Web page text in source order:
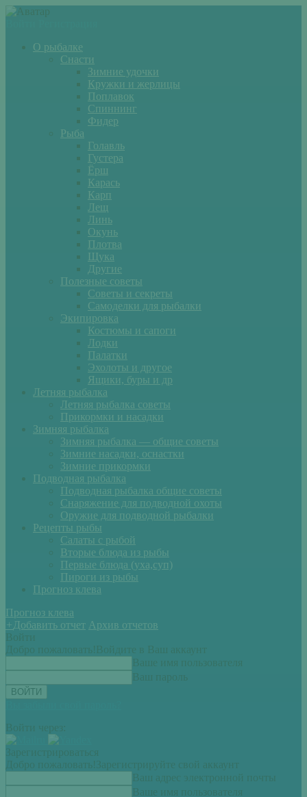
О рыбалке
Снасти
Зимние удочки
Кружки и жерлицы
Поплавок
Спиннинг
Фидер
Рыба
Голавль
Густера
Ёрш
Карась
Карп
Лещ
Линь
Окунь
Плотва
Щука
Другие
Полезные советы
Советы и секреты
Самоделки для рыбалки
Экипировка
Костюмы и сапоги
Лодки
Палатки
Эхолоты и другое
Ящики, буры и др
Летняя рыбалка
Летняя рыбалка советы
Прикормки и насадки
Зимняя рыбалка
Зимняя рыбалка — общие советы
Зимние насадки, оснастки
Зимние прикормки
Подводная рыбалка
Подводная рыбалка общие советы
Снаряжение для подводной охоты
Оружие для подводной рыбалки
Рецепты рыбы
Салаты с рыбой
Вторые блюда из рыбы
Первые блюда (уха,суп)
Пироги из рыбы
Прогноз клева
Прогноз клева
+ Добавить отчет Архив отчетов
Войти
Добро пожаловать! Войдите в Ваш аккаунт
Ваше имя пользователя
Ваш пароль
Войти через:
Зарегистрироваться
Добро пожаловать! Зарегистрируйте свой аккаунт
Ваш адрес электронной почты
Ваше имя пользователя